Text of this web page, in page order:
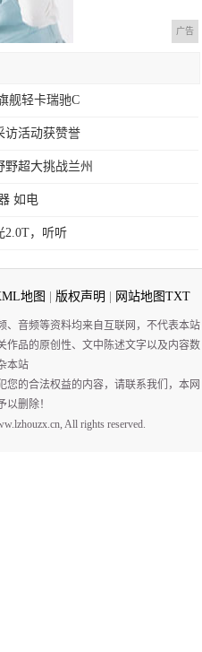
广告
舰轻卡瑞驰C
访活动获赞誉
超大挑战兰州
如电
2.0T，听听
地图 版权声明 网站地图TXT
、音频等资料均来自互联网，不代表本站
作品的原创性、文中陈述文字以及内容数
本站
的合法权益的内容，请联系我们，本网
以删除！
All rights reserved.